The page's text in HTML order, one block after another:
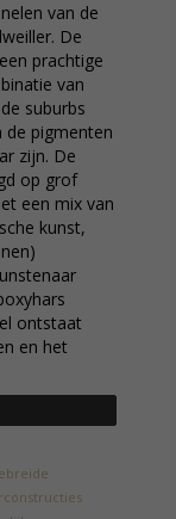
van de
De
prachtige
van
suburbs
de pigmenten
zijn. De
op grof
een mix van
kunst,
ontstaat
en het